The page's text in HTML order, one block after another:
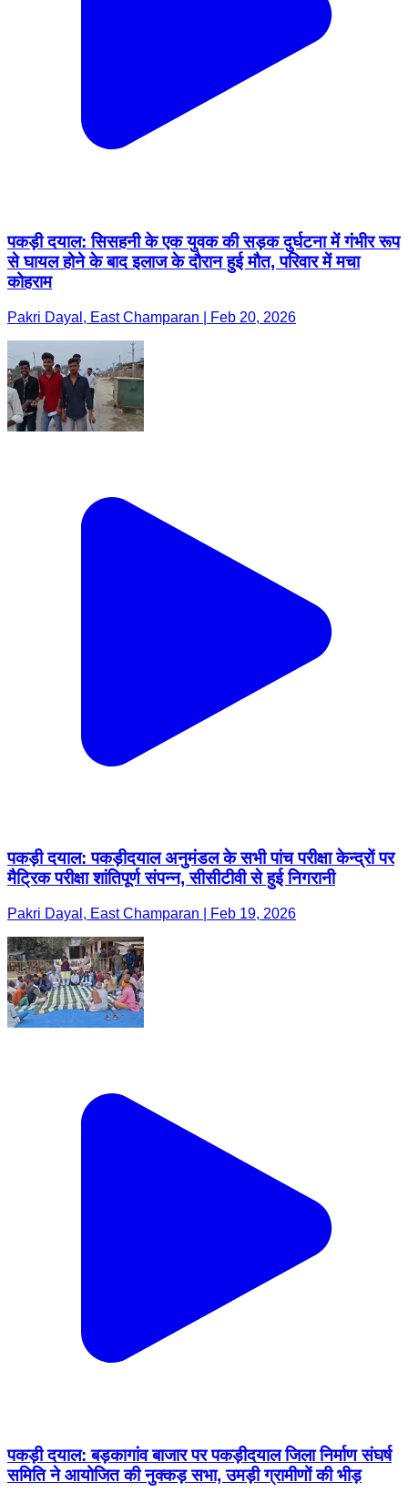
पकड़ी दयाल: सिसहनी के एक युवक की सड़क दुर्घटना में गंभीर रूप
से घायल होने के बाद इलाज के दौरान हुई मौत, परिवार में मचा
कोहराम
Pakri Dayal, East Champaran | Feb 20, 2026
पकड़ी दयाल: पकड़ीदयाल अनुमंडल के सभी पांच परीक्षा केन्द्रों पर
मैट्रिक परीक्षा शांतिपूर्ण संपन्न, सीसीटीवी से हुई निगरानी
Pakri Dayal, East Champaran | Feb 19, 2026
पकड़ी दयाल: बड़कागांव बाजार पर पकड़ीदयाल जिला निर्माण संघर्ष
समिति ने आयोजित की नुक्कड़ सभा, उमड़ी ग्रामीणों की भीड़